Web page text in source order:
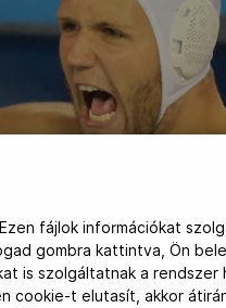
fájlok információkat
gombra kattintva, Ön
is szolgáltatnak a
cookie-t elutasít, akkor